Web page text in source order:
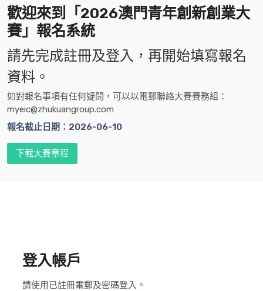
歡迎來到「2026澳門青年創新創業大
賽」報名系統
請先完成註冊及登入，再開始填寫報名
資料。
如對報名事項有任何疑問，可以以電郵聯絡大賽賽務組：
myeic@zhukuangroup.com
報名截止日期： 2026-06-10
下載大賽章程
登入帳戶
請使用已註冊電郵及密碼登入。